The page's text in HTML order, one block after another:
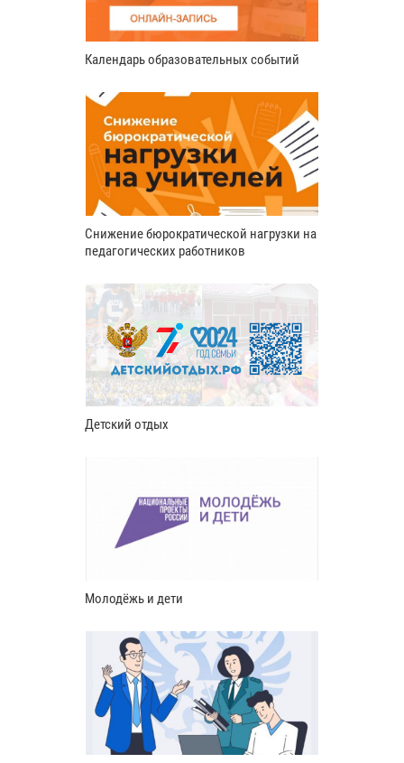
Календарь образовательных событий
Снижение бюрократической нагрузки на
педагогических работников
Детский отдых
Молодёжь и дети